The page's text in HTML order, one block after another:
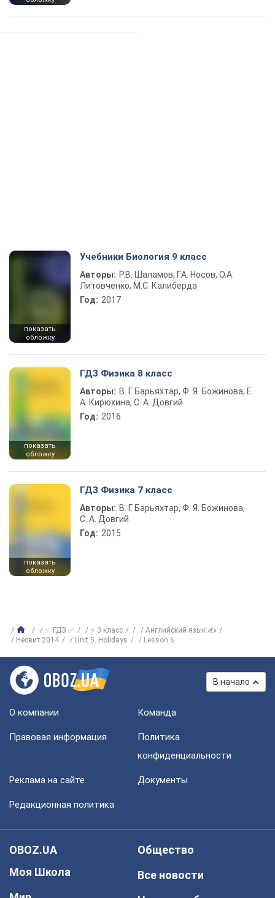
показать
обложку
Учебники Биология 9 класс
Авторы: Р.В. Шаламов, Г.А. Носов, О.А.
Литовченко, М.С. Калиберда
Год: 2017
показать
обложку
ГДЗ Физика 8 класс
Авторы: В. Г. Барьяхтар, Ф. Я. Божинова, Е.
А. Кирюхина, С. А. Довгий
Год: 2016
показать
обложку
ГДЗ Физика 7 класс
Авторы: В. Г. Барьяхтар, Ф. Я. Божинова,
С. А. Довгий
Год: 2015
✅ ГДЗ ✅ ⚡ 3 класс ⚡
Английский язык ✍
Несвит 2014
Unit 5. Holidays Lesson 6
В начало
О компании Команда
Правовая информация
Политика
конфиденциальности
Реклама на сайте Документы
Редакционная политика
OBOZ.UA
Моя Школа
Общество
Все новости